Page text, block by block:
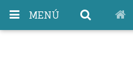
MENÚ